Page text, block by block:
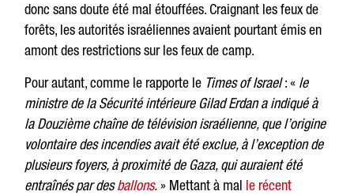
donc sans doute été mal étouffées. Craignant les feux de
forêts, les autorités israéliennes avaient pourtant émis en
amont des restrictions sur les feux de camp.
Pour autant, comme le rapporte le Times of Israel: « le
ministre de la Sécurité intérieure Gilad Erdan a indiqué à
la Douzième chaîne de télévision israélienne, que l’origine
volontaire des incendies avait été exclue, à l’exception de
plusieurs foyers, à proximité de Gaza, qui auraient été
entraînés par desballons.» Mettant à mal le récent